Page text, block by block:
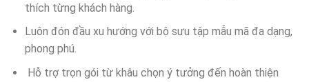
thích từng khách hàng.
Luôn đón đầu xu hướng với bộ sưu tập mẫu mã đa dạng,
phong phú.
Hỗ trợ trọn gói từ khâu chọn ý tưởng đến hoàn thiện